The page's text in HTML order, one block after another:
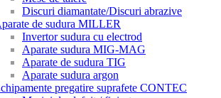
Discuri diamantate/Discuri abrazive
de sudura MILLER
Invertor sudura cu electrod
Aparate sudura MIG-MAG
Aparate de sudura TIG
Aparate sudura argon
pregatire suprafete CONTEC